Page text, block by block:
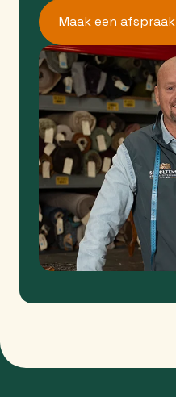
Maak een afspraak